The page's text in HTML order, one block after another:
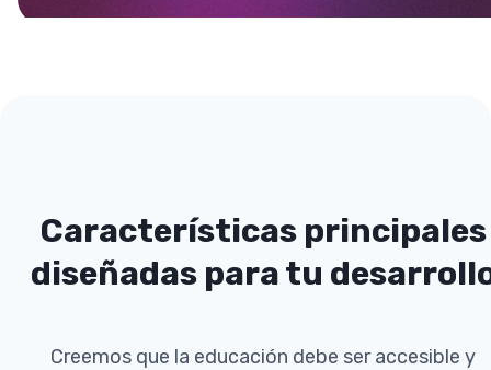
Características principales
diseñadas para tu
Creemos que la educación debe ser accesible y